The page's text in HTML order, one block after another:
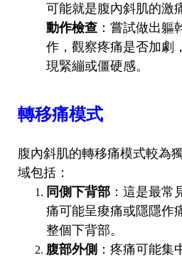
可能就是腹內斜肌的激
動作檢查 ：嘗試做出軀
作，觀察疼痛是否加劇
現緊繃或僵硬感。
轉移痛模式
腹內斜肌的轉移痛模式較為
域包括：
同側下背部 ：這是最常
痛可能呈痠痛或隱隱作
整個下背部。
腹部外側 ：疼痛可能集